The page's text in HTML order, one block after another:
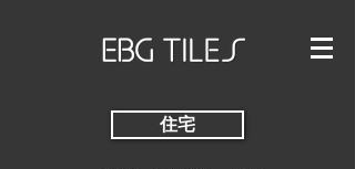
住宅